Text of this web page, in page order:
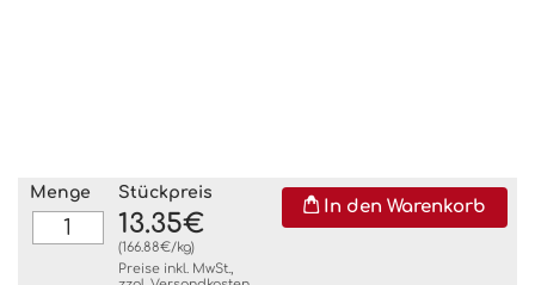
Menge Stückpreis
13.35€
(166.88€/kg)
Preise inkl. MwSt.,
In den Warenkorb